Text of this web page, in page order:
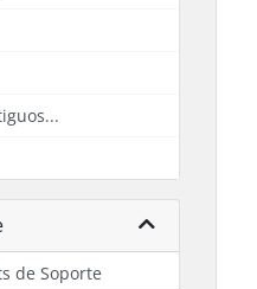
de Soporte